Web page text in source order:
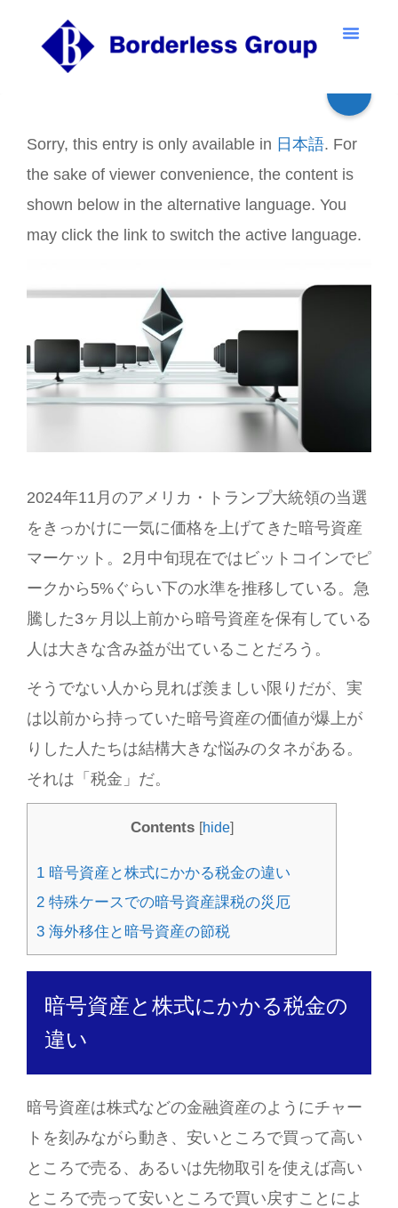
Sorry, this entry is only available in 日本語. For
the sake of viewer convenience, the content is
shown below in the alternative language. You
may click the link to switch the active language.
2024年11月のアメリカ・トランプ大統領の当選
をきっかけに一気に価格を上げてきた暗号資産
マーケット。2月中旬現在ではビットコインでピ
ークから5%ぐらい下の水準を推移している。急
騰した3ヶ月以上前から暗号資産を保有している
人は大きな含み益が出ていることだろう。
そうでない人から見れば羨ましい限りだが、実
は以前から持っていた暗号資産の価値が爆上が
りした人たちは結構大きな悩みのタネがある。
それは「税金」だ。
Contents [hide]
1 暗号資産と株式にかかる税金の違い
2 特殊ケースでの暗号資産課税の災厄
3 海外移住と暗号資産の節税
暗号資産と株式にかかる税金の
違い
暗号資産は株式などの金融資産のようにチャー
トを刻みながら動き、安いところで買って高い
ところで売る、あるいは先物取引を使えば高い
ところで売って安いところで買い戻すことによ